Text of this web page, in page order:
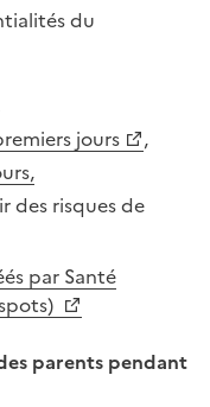
du
jours
,
des risques de
par Santé
parents pendant